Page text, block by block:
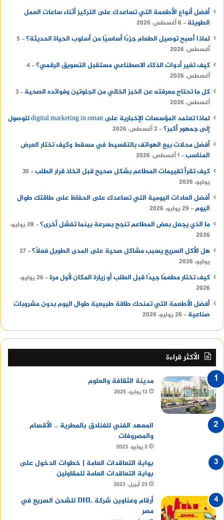
أفضل أنواع الأطعمة التي تساعدك على التركيز أثناء ساعات العمل
الطويلة
6 أغسطس، 2026
لماذا أصبح توصيل الطعام جزءًا أساسيًا من أسلوب الحياة الحديثة؟
5
أغسطس، 2026
كيف تغير أدوات الذكاء الاصطناعي مستقبل التسويق الرقمي؟ 4
أغسطس، 2026
كل ما تحتاج معرفته عن الخبز الخالي من الجلوتين وفوائده الصحية
3
أغسطس، 2026
لماذا تعتمد المؤسسات الإخبارية على digital marketing in oman للوصول
إلى جمهور أكبر؟ 2 أغسطس، 2026
أفضل محلات بيع الهواتف بالتقسيط في مسقط وكيف تختار العرض
المناسب 1 أغسطس، 2026
كيف تقرأ تقييمات المطاعم بشكل صحيح قبل اتخاذ قرار الطلب
30
يوليو، 2026
أفضل العادات اليومية التي تساعدك على الحفاظ على طاقتك طوال
اليوم
29 يوليو، 2026
ما الذي يجعل بعض المطاعم تنجح بسرعة بينما تفشل أخرى؟
28 يوليو،
2026
هل الأكل السريع يسبب مشاكل صحية على المدى الطويل فعلًا؟ 27
يوليو، 2026
كيف تختار مطعمًا جيدًا قبل الطلب أو زيارة المكان لأول مرة
26 يوليو،
2026
أفضل الأطعمة التي تمنحك طاقة طبيعية طوال اليوم بدون مشروبات
صناعية
26 يوليو، 2026
الأكثر قراءة
مدينة الثقافة والعلوم
13 يوليو، 2025
المعهد الفني للفنادق بالمطرية .. الأقسام
والمصروفات
2 يوليو، 2023
بوابة التعاقدات العامة | خطوات الدخول على
بوابة التعاقدات العامة للمقاولين
25 أبريل، 2023
أرقام وعناوين شركة DHL للشحن السريع في
مصر